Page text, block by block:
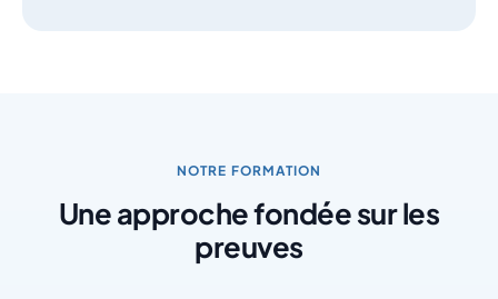
NOTRE FORMATION
Une approche fondée sur les
preuves